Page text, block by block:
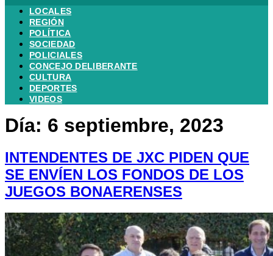
LOCALES
REGIÓN
POLÍTICA
SOCIEDAD
POLICIALES
CONCEJO DELIBERANTE
CULTURA
DEPORTES
VIDEOS
Día: 6 septiembre, 2023
INTENDENTES DE JXC PIDEN QUE
SE ENVÍEN LOS FONDOS DE LOS
JUEGOS BONAERENSES